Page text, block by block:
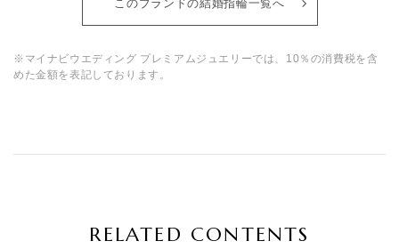
このブランドの結婚指輪一覧へ
※マイナビウエディング プレミアムジュエリーでは、10％の消費税を含
めた金額を表記しております。
RELATED CONTENTS